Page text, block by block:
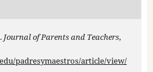
Journal of Parents and Teachers,
padresymaestros/article/view/